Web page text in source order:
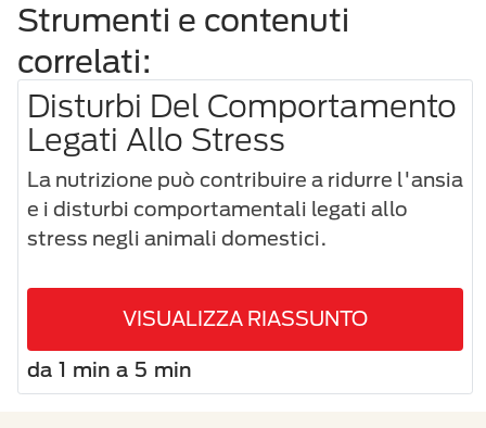
Strumenti e contenuti
correlati:
Disturbi Del Comportamento
Legati Allo Stress
La nutrizione può contribuire a ridurre l'ansia
e i disturbi comportamentali legati allo
stress negli animali domestici.
VISUALIZZA RIASSUNTO
da 1 min a 5 min